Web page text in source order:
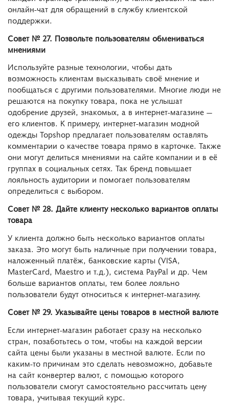
онлайн-чат для обращений в службу клиентской
поддержки.
Совет № 27. Позвольте пользователям обмениваться
мнениями
Используйте разные технологии, чтобы дать
возможность клиентам высказывать своё мнение и
пообщаться с другими пользователями. Многие люди не
решаются на покупку товара, пока не услышат
одобрение друзей, знакомых, а в интернет-магазине —
его клиентов. К примеру, интернет-магазин модной
одежды Topshop предлагает пользователям оставлять
комментарии о качестве товара прямо в карточке. Также
они могут делиться мнениями на сайте компании и в её
группах в социальных сетях. Так бренд повышает
лояльность аудитории и помогает пользователям
определиться с выбором.
Совет № 28. Дайте клиенту несколько вариантов оплаты
товара
У клиента должно быть несколько вариантов оплаты
заказа. Это могут быть наличные при получении товара,
наложенный платёж, банковские карты (VISA,
MasterCard, Maestro и т.д.), система PayPal и др. Чем
больше вариантов оплаты, тем более лояльно
пользователи будут относиться к интернет-магазину.
Совет № 29. Указывайте цены товаров в местной валюте
Если интернет-магазин работает сразу на несколько
стран, позаботьтесь о том, чтобы на каждой версии
сайта цены были указаны в местной валюте. Если по
каким-то причинам это сделать невозможно, добавьте
на сайт конвертер валют, с помощью которого
пользователи смогут самостоятельно рассчитать цену
товара, учитывая текущий курс.